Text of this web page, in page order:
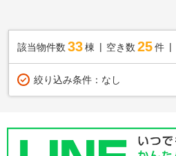
該当物件数 33棟 空き数 25 件
絞り込み条件： なし